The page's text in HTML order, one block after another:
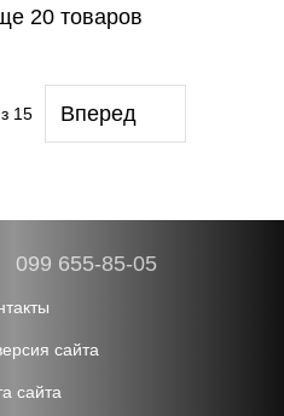
20 товаров
15 Вперед
099 655-85-05
сайта
сайта